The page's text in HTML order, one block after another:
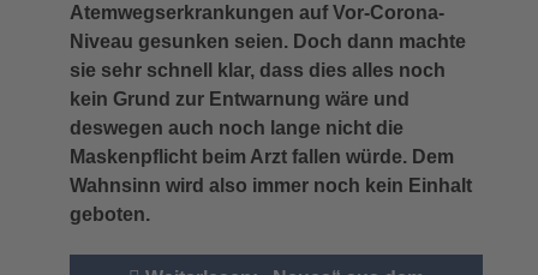
Atemwegserkrankungen auf Vor-Corona-
Niveau gesunken seien. Doch dann machte
sie sehr schnell klar, dass dies alles noch
kein Grund zur Entwarnung wäre und
deswegen auch noch lange nicht die
Maskenpflicht beim Arzt fallen würde. Dem
Wahnsinn wird also immer noch kein Einhalt
geboten.